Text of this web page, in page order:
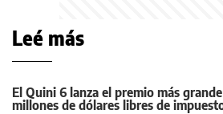
Leé más
El Quini 6 lanza el premio más
millones de dólares libres de